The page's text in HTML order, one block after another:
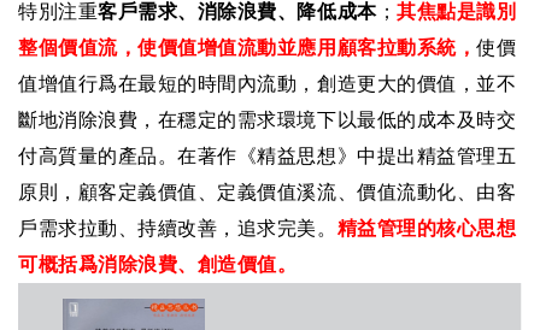
特別注重客戶需求、消除浪費、降低成本；其焦點是識別
整個價值流，使價值增值流動並應用顧客拉動系統，使價
值增值行爲在最短的時間內流動，創造更大的價值，並不
斷地消除浪費，在穩定的需求環境下以最低的成本及時交
付高質量的產品。在著作《精益思想》中提出精益管理五
原則，顧客定義價值、定義價值溪流、價值流動化、由客
戶需求拉動、持續改善，追求完美。 精益管理的核心思想
可概括爲消除浪費、創造價值。